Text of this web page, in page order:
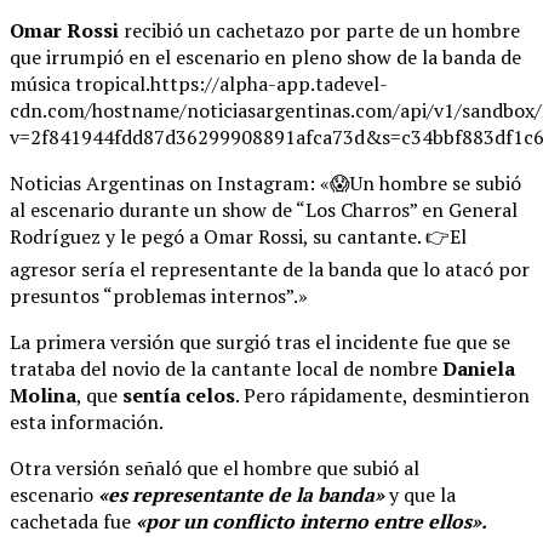
Omar Rossi recibió un cachetazo por parte de un hombre
que irrumpió en el escenario en pleno show de la banda de
música tropical.https://alpha-app.tadevel-
cdn.com/hostname/noticiasargentinas.com/api/v1/sandbox/
Noticias Argentinas on Instagram: «😱Un hombre se subió
al escenario durante un show de “Los Charros” en General
Rodríguez y le pegó a Omar Rossi, su cantante. 👉El
agresor sería el representante de la banda que lo atacó por
presuntos “problemas internos”.»
La primera versión que surgió tras el incidente fue que se
trataba del novio de la cantante local de nombreDaniela
Molina, que sentía celos. Pero rápidamente, desmintieron
esta información.
Otra versión señaló que el hombre que subió al
escenario «es representante de la banda»y que la
cachetada fue «por un conflicto interno entre ellos».